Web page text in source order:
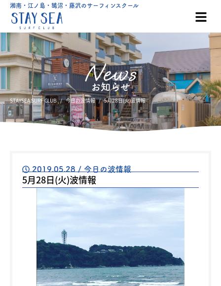
湘南・江ノ島・鵠沼・藤沢のサーフィンスクール
お知らせ
STAYSEA SURF CLUB 今日の波情報 5月28日(火)波情報
2019.05.28 / 今日の波情報
5月28日(火)波情報